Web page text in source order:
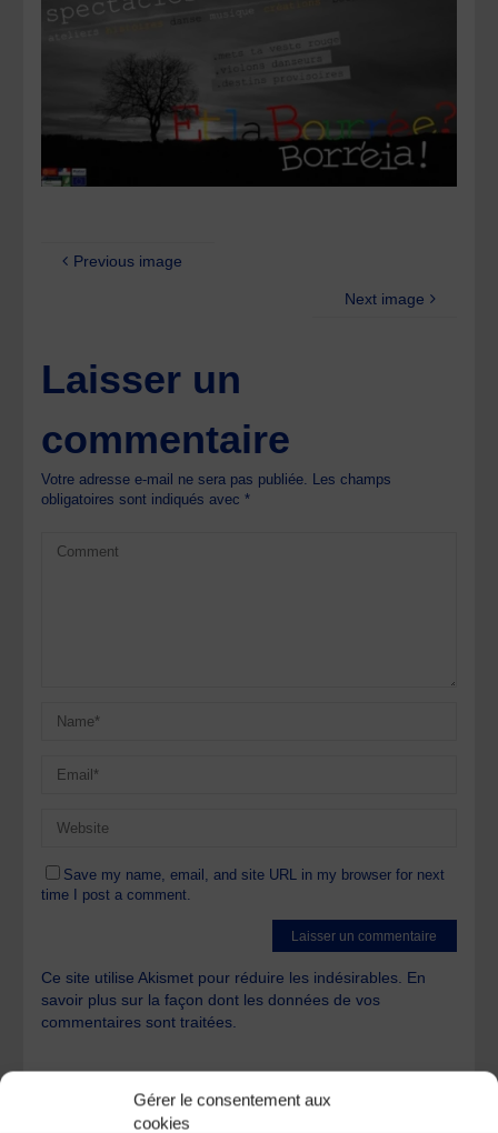
Gérer le consentement aux
cookies
Previous image
Next image
Laisser un
commentaire
Votre adresse e-mail ne sera pas publiée. Les champs
obligatoires sont indiqués avec*
Save my name, email, and site URL in my browser for next
time I post a comment.
Ce site utilise Akismet pour réduire les indésirables. En
savoir plus sur la façon dont les données de vos
commentaires sont traitées